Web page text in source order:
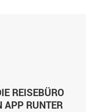
REISEBÜRO
APP RUNTER